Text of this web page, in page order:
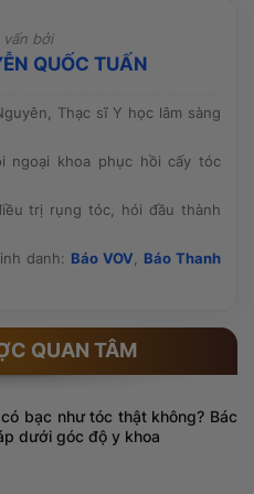
ràng cùng công nghệ tiên
hình ảnh thực tế, phản
sách bảo hành, chăm sóc
bởi
QUỐC TUẤN
Thạc sĩ Y học lâm sàng
ngoại khoa phục hồi cấy tóc
trị rụng tóc, hói đầu thành
danh: Báo VOV
Báo Thanh
QUAN TÂM
bạc như tóc thật không? Bác
dưới góc độ y khoa